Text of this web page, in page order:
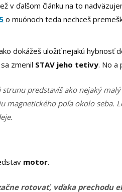
v ďalšom článku na to
o muónoch teda nechceš
dokážeš uložiť nejakú hybnosť
zmenil STAV jeho tetivy. No a
strunu predstavíš ako nejaký
magnetického poľa okolo seba.
motor.
rotovať, vďaka prechodu